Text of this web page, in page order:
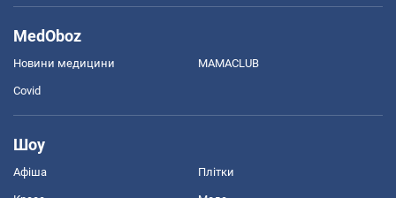
MedOboz
Новини медицини MAMACLUB
Covid
Шоу
Афіша Плітки